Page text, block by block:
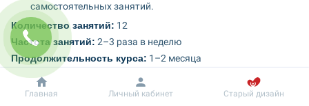
самостоятельных занятий.
Количество занятий: 12
Частота занятий: 2–3 раза в неделю
Продолжительность курса: 1–2 месяца
Этапы программы послеродового восстановления:
Перед началом занятий пациентку консультирует врач
Добробут Информация
Главная Личный кабинет Старый дизайн